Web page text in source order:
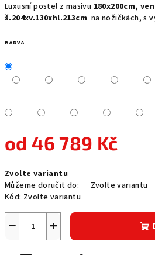
Luxusní postel z masivu 180x200cm,
š.204xv.130xhl.213cm na nožičkách, s
BARVA
od46 789 Kč
cena:
Zvolte variantu
Můžeme doručit do:
Zvolte variantu
Kód: Zvolte variantu
+
−